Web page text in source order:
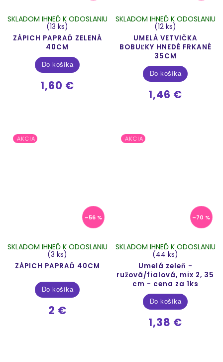
ZÁPICH PAPRAĎ ZELENÁ
40CM
SKLADOM IHNEĎ K ODOSLANIU
(13 ks)
1,60 €
Do košíka
UMELÁ VETVIČKA
BOBUĽKY HNEDÉ FRKANÉ
35CM
SKLADOM IHNEĎ K ODOSLANIU
(12 ks)
1,46 €
Do košíka
AKCIA
–56 %
ZÁPICH PAPRAĎ 40CM
SKLADOM IHNEĎ K ODOSLANIU
(3 ks)
2 €
Do košíka
AKCIA
–70 %
Umelá zeleň -
ružová/fialová, mix 2, 35
cm - cena za 1ks
SKLADOM IHNEĎ K ODOSLANIU
(44 ks)
1,38 €
Do košíka